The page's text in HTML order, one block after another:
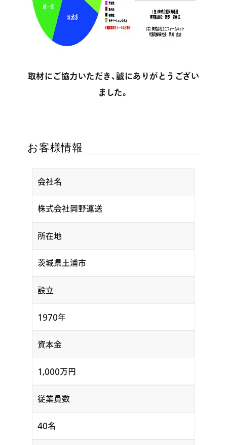
取材にご協力いただき、誠にありがとうござい
ました。
お客様情報
会社名
株式会社岡野運送
所在地
茨城県土浦市
設立
1970年
資本金
1,000万円
従業員数
40名